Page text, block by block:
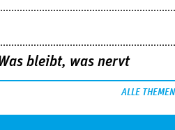
bleibt, was nervt
ALLE THEMEN